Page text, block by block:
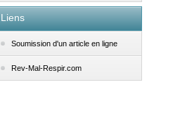
Liens
Soumission d'un article en ligne
Rev-Mal-Respir.com